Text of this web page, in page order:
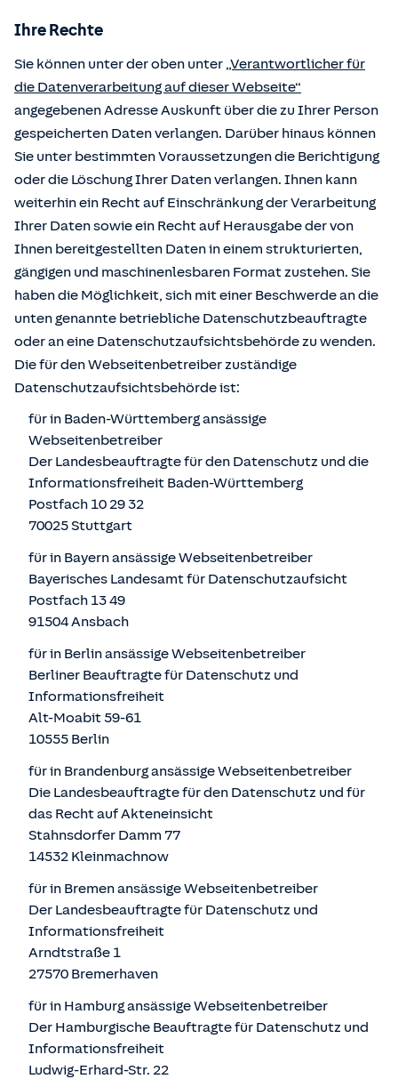
Ihre Rechte
Sie können unter der oben unter „Verantwortlicher für
die Datenverarbeitung auf dieser Webseite“
angegebenen Adresse Auskunft über die zu Ihrer Person
gespeicherten Daten verlangen. Darüber hinaus können
Sie unter bestimmten Voraussetzungen die Berichtigung
oder die Löschung Ihrer Daten verlangen. Ihnen kann
weiterhin ein Recht auf Einschränkung der Verarbeitung
Ihrer Daten sowie ein Recht auf Herausgabe der von
Ihnen bereitgestellten Daten in einem strukturierten,
gängigen und maschinenlesbaren Format zustehen. Sie
haben die Möglichkeit, sich mit einer Beschwerde an die
unten genannte betriebliche Datenschutzbeauftragte
oder an eine Datenschutzaufsichtsbehörde zu wenden.
Die für den Webseitenbetreiber zuständige
Datenschutzaufsichtsbehörde ist:
für in Baden-Württemberg ansässige
Webseitenbetreiber
Der Landesbeauftragte für den Datenschutz und die
Informationsfreiheit Baden-Württemberg
Postfach 10 29 32
70025 Stuttgart
für in Bayern ansässige Webseitenbetreiber
Bayerisches Landesamt für Datenschutzaufsicht
Postfach 13 49
91504 Ansbach
für in Berlin ansässige Webseitenbetreiber
Berliner Beauftragte für Datenschutz und
Informationsfreiheit
Alt-Moabit 59-61
10555 Berlin
für in Brandenburg ansässige Webseitenbetreiber
Die Landesbeauftragte für den Datenschutz und für
das Recht auf Akteneinsicht
Stahnsdorfer Damm 77
14532 Kleinmachnow
für in Bremen ansässige Webseitenbetreiber
Der Landesbeauftragte für Datenschutz und
Informationsfreiheit
Arndtstraße 1
27570 Bremerhaven
für in Hamburg ansässige Webseitenbetreiber
Der Hamburgische Beauftragte für Datenschutz und
Informationsfreiheit
Ludwig-Erhard-Str. 22